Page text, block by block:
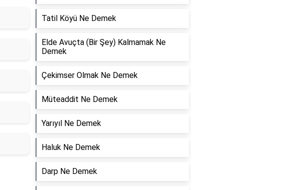
Tatil Köyü Ne Demek
Elde Avuçta (Bir Şey) Kalmamak Ne
Demek
Çekimser Olmak Ne Demek
Müteaddit Ne Demek
Yarıyıl Ne Demek
Haluk Ne Demek
Darp Ne Demek